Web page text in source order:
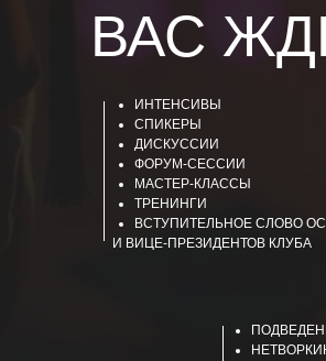
ВАС
ИНТЕНСИВЫ
СПИКЕРЫ
ДИСКУССИИ
ФОРУМ-СЕССИИ
МАСТЕР-КЛАССЫ
ТРЕНИНГИ
ВСТУПИТЕЛЬНОЕ СЛОВО
И ВИЦЕ-ПРЕЗИДЕНТОВ КЛУБА